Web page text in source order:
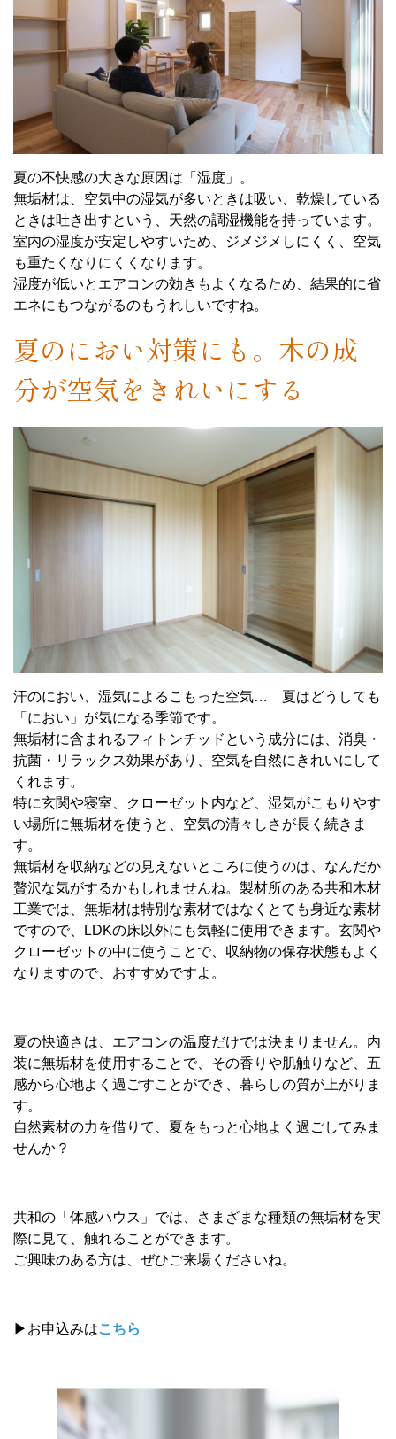
夏の不快感の大きな原因は「湿度」。
無垢材は、空気中の湿気が多いときは吸い、乾燥している
ときは吐き出すという、天然の調湿機能を持っています。
室内の湿度が安定しやすいため、ジメジメしにくく、空気
も重たくなりにくくなります。
湿度が低いとエアコンの効きもよくなるため、結果的に省
エネにもつながるのもうれしいですね。
夏のにおい対策にも。木の成
分が空気をきれいにする
汗のにおい、湿気によるこもった空気… 夏はどうしても
「におい」が気になる季節です。
無垢材に含まれるフィトンチッドという成分には、消臭・
抗菌・リラックス効果があり、空気を自然にきれいにして
くれます。
特に玄関や寝室、クローゼット内など、湿気がこもりやす
い場所に無垢材を使うと、空気の清々しさが長く続きま
す。
無垢材を収納などの見えないところに使うのは、なんだか
贅沢な気がするかもしれませんね。製材所のある共和木材
工業では、無垢材は特別な素材ではなくとても身近な素材
ですので、LDKの床以外にも気軽に使用できます。玄関や
クローゼットの中に使うことで、収納物の保存状態もよく
なりますので、おすすめですよ。
夏の快適さは、エアコンの温度だけでは決まりません。内
装に無垢材を使用することで、その香りや肌触りなど、五
感から心地よく過ごすことができ、暮らしの質が上がりま
す。
自然素材の力を借りて、夏をもっと心地よく過ごしてみま
せんか？
共和の「体感ハウス」では、さまざまな種類の無垢材を実
際に見て、触れることができます。
ご興味のある方は、ぜひご来場くださいね。
▶お申込みはこちら